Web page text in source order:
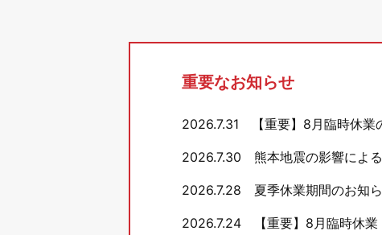
重要なお知らせ
2026.7.31 【重要】8月臨時休
2026.7.30 熊本地震の影響によ
2026.7.28 夏季休業期間のお知
2026.7.24 【重要】8月臨時休